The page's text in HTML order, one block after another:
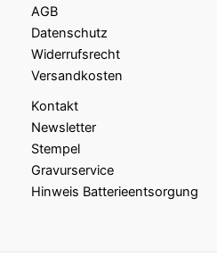
AGB
Datenschutz
Widerrufsrecht
Versandkosten
Kontakt
Newsletter
Stempel
Gravurservice
Hinweis Batterieentsorgung